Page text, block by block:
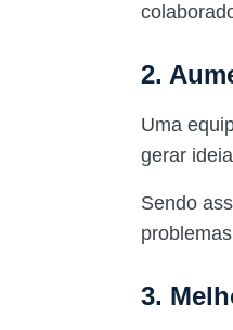
2.
Uma
gerar
Sendo
3.